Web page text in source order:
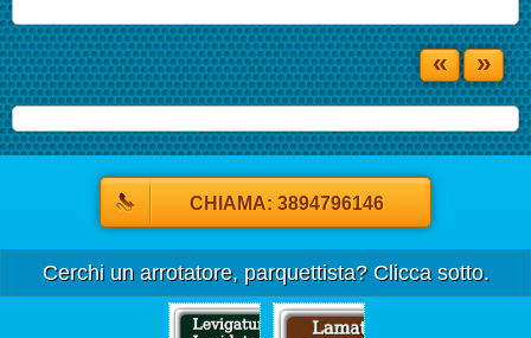
« »
CHIAMA: 3894796146
Cerchi un arrotatore, parquettista? Clicca sotto.